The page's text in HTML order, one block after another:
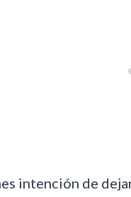
intención de